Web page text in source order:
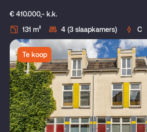
€ 410.000,- k.k.
131 m²
4 (3 slaapkamers) C
Te koop